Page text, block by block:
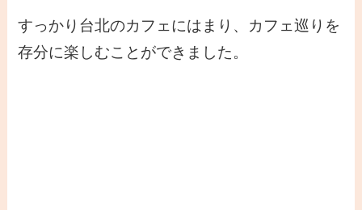
すっかり台北のカフェにはまり、カフェ巡りを
存分に楽しむことができました。